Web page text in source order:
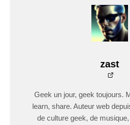
zast
Geek un jour, geek toujours.
learn, share. Auteur web
de culture geek, de